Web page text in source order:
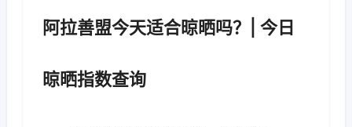
阿拉善盟今天适合晾晒吗？| 今日
晾晒指数查询